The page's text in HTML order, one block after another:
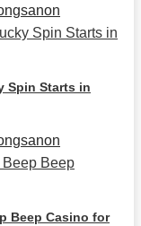
Spin Starts in
Beep Casino for